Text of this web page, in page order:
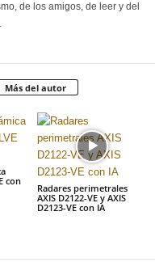
de los amigos, de leer y del
Más del autor
con
Radares perimetrales
AXIS D2122-VE y AXIS
D2123-VE con IA